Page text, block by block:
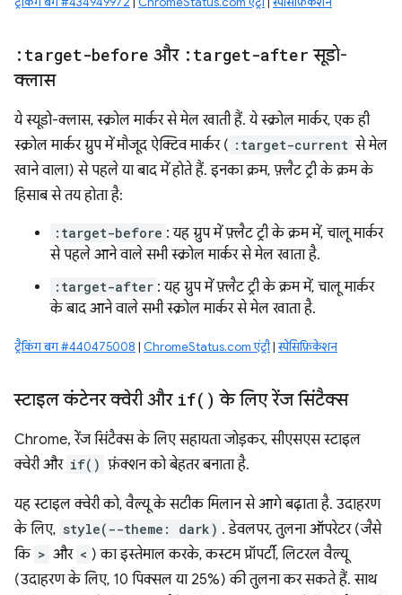
:target-before और :target-after सूडो-
क्लास
ये स्यूडो-क्लास, स्क्रोल मार्कर से मेल खाती हैं. ये स्क्रोल मार्कर, एक ही
स्क्रोल मार्कर ग्रुप में मौजूद ऐक्टिव मार्कर ( :target-current से मेल
खाने वाला) से पहले या बाद में होते हैं. इनका क्रम, फ़्लैट ट्री के क्रम के
हिसाब से तय होता है:
:target-before : यह ग्रुप में फ़्लैट ट्री के क्रम में, चालू मार्कर
से पहले आने वाले सभी स्क्रोल मार्कर से मेल खाता है.
:target-after : यह ग्रुप में फ़्लैट ट्री के क्रम में, चालू मार्कर
के बाद आने वाले सभी स्क्रोल मार्कर से मेल खाता है.
ट्रैकिंग बग #440475008 | ChromeStatus.com एंट्री|स्पेसिफ़िकेशन
स्टाइल कंटेनर क्वेरी और if( ) के लिए रेंज सिंटैक्स
Chrome, रेंज सिंटैक्स के लिए सहायता जोड़कर, सीएसएस स्टाइल
क्वेरी और if() फ़ंक्शन को बेहतर बनाता है.
यह स्टाइल क्वेरी को, वैल्यू के सटीक मिलान से आगे बढ़ाता है. उदाहरण
के लिए, style(--theme: dark) . डेवलपर, तुलना ऑपरेटर (जैसे
कि > और < ) का इस्तेमाल करके, कस्टम प्रॉपर्टी, लिटरल वैल्यू
(उदाहरण के लिए, 10 पिक्सल या 25%) की तुलना कर सकते हैं. साथ